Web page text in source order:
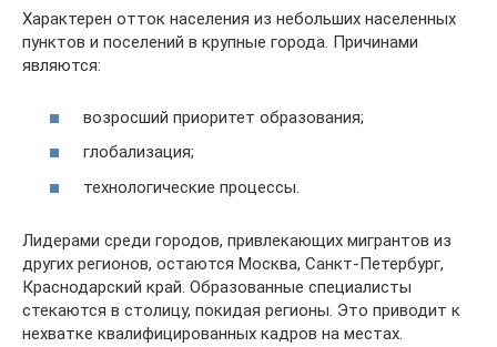
Характерен отток населения из небольших населенных
пунктов и поселений в крупные города. Причинами
являются:
возросший приоритет образования;
глобализация;
технологические процессы.
Лидерами среди городов, привлекающих мигрантов из
других регионов, остаются Москва, Санкт-Петербург,
Краснодарский край. Образованные специалисты
стекаются в столицу, покидая регионы. Это приводит к
нехватке квалифицированных кадров на местах.